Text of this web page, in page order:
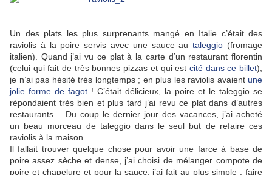
Un des plats les plus surprenants mangé en Italie c’était des
raviolis à la poire servis avec une sauce autaleggio (fromage
italien). Quand j’ai vu ce plat à la carte d’un restaurant florentin
(celui qui fait de très bonnes pizzas et qui est cité dans ce billet),
je n’ai pas hésité très longtemps ; en plus les raviolis avaient une
jolie forme de fagot ! C’était délicieux, la poire et le taleggio se
répondaient très bien et plus tard j’ai revu ce plat dans d’autres
restaurants… Du coup le dernier jour des vacances, j’ai acheté
un beau morceau de taleggio dans le seul but de refaire ces
raviolis à la maison.
Il fallait trouver quelque chose pour avoir une farce à base de
poire assez sèche et dense, j’ai choisi de mélanger compote de
poire et chapelure et pour la sauce, j’ai fait au plus simple : faire